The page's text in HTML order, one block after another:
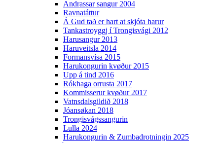
Andrassar sangur 2004
Ravnatáttur
Á Gud tað er hart at skjóta harur
Tankastroyggj í Trongisvági 2012
Harusangur 2013
Haruveitsla 2014
Formansvísa 2015
Harukongurin kvøður 2015
Upp á tind 2016
Rókhaga orrusta 2017
Kommisserur kvøður 2017
Vatnsdalsgildið 2018
Jóansøkan 2018
Trongisvágssangurin
Lulla 2024
Harukongurin & Zumbadrotningin 2025